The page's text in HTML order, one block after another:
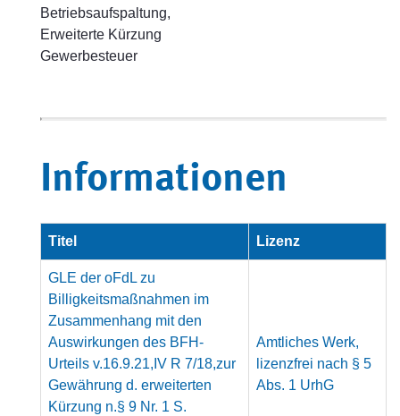
Betriebsaufspaltung,
Erweiterte Kürzung
Gewerbesteuer
Informationen
Titel Lizenz
GLE der oFdL zu
Billigkeitsmaßnahmen im
Zusammenhang mit den
Auswirkungen des BFH-
Urteils v.16.9.21,IV R 7/18,zur
Gewährung d. erweiterten
Kürzung n.§ 9 Nr. 1 S.
Amtliches Werk,
lizenzfrei nach § 5
Abs. 1 UrhG